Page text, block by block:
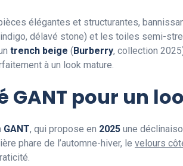
élégantes et structurantes,
délavé stone) et les toiles semi-
trench beige (Burberry, collection
à un look mature.
GANT pour un
GANT, qui propose en 2025 une
phare de l’automne-hiver, le velours